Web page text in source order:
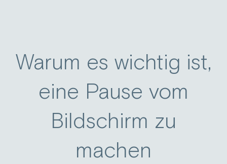
Warum es wichtig ist,
eine Pause vom
Bildschirm zu
machen